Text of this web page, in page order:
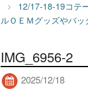
12/17-18-19コテ
ルＯＥＭグッズやバ
IMG_6956-2
2025/12/18